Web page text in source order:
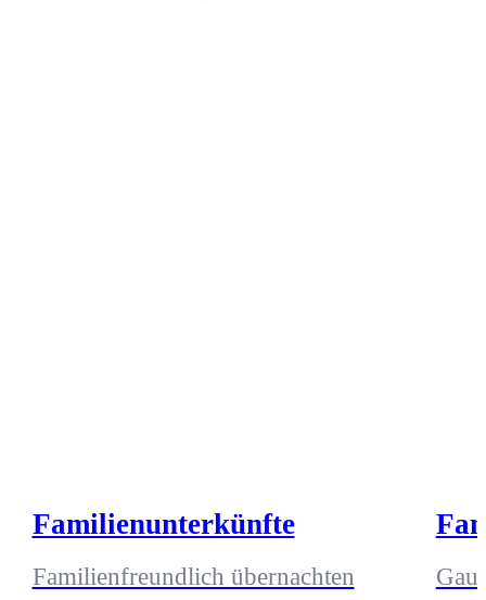
Familienunterkünfte
Familienfreundlich übernachten